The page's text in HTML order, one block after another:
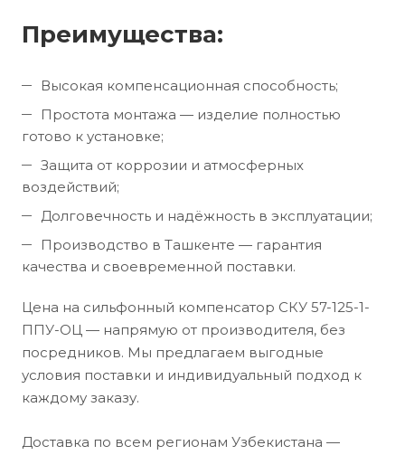
Преимущества:
Высокая компенсационная способность;
Простота монтажа — изделие полностью
готово к установке;
Защита от коррозии и атмосферных
воздействий;
Долговечность и надёжность в эксплуатации;
Производство в Ташкенте — гарантия
качества и своевременной поставки.
Цена на сильфонный компенсатор СКУ 57-125-1-
ППУ-ОЦ — напрямую от производителя, без
посредников. Мы предлагаем выгодные
условия поставки и индивидуальный подход к
каждому заказу.
Доставка по всем регионам Узбекистана —